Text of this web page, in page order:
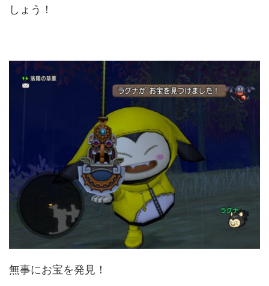
しょう！
無事にお宝を発見！